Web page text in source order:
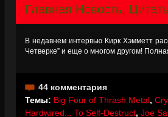
Главная Новость,
В недавнем интервью Кирк Хэмметт
Четверке” и еще о многом другом!
44 комментария
Темы: Big Four of Thrash Metal,
Hardwired... To Self-Destruct, Joe